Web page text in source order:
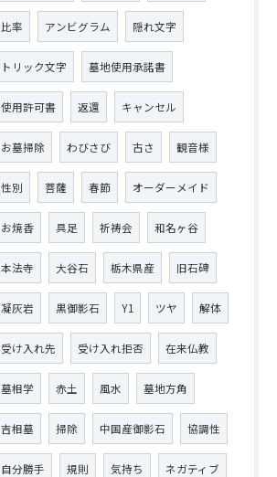
比率 アンビグラム 隠れ文字
トリック文字 墓地使用承諾書
使用許可書 返還 キャンセル
お墓掃除 わびさび 古さ 観音様
性別 菩薩 春節 オーダーメイド
お焼香 具足 祈祷会 和名ヶ谷
本法寺 大谷石 栃木県産 旧石碑
凝灰岩 黒御影石 Y1 ツヤ 解体
受け入れ先 受け入れ拒否 在来仏教
墓相学 赤土 風水 墓地方角
吉相墓 掃除 中国産御影石 協調性
自分勝手 規則 気持ち ネガティブ